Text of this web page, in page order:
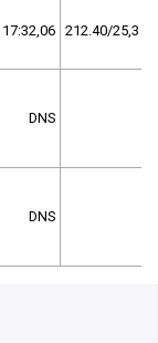
17:32,06 212.40/25,3
DNS
DNS